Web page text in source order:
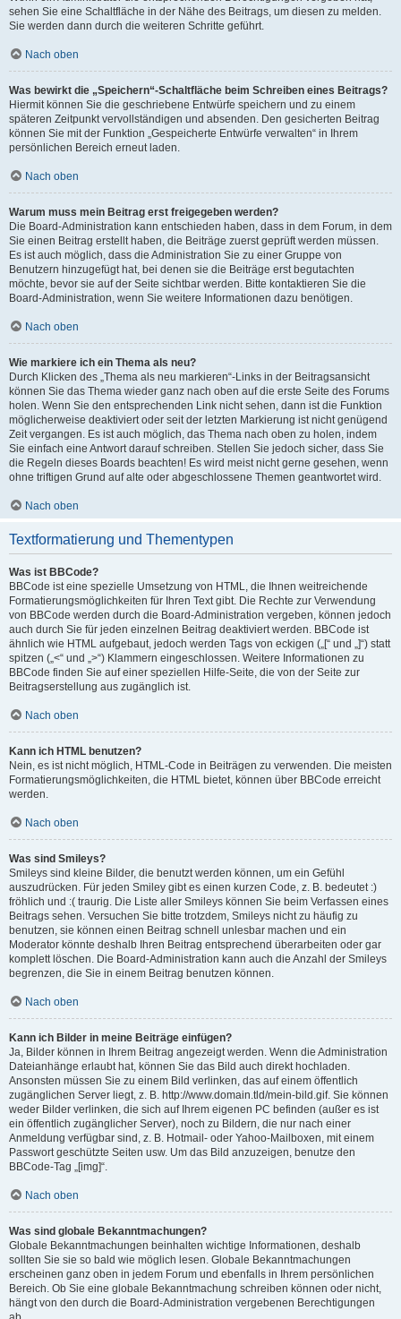
sehen Sie eine Schaltfläche in der Nähe des Beitrags, um diesen zu melden.
Sie werden dann durch die weiteren Schritte geführt.
Nach oben
Was bewirkt die „Speichern“-Schaltfläche beim Schreiben eines Beitrags?
Hiermit können Sie die geschriebene Entwürfe speichern und zu einem
späteren Zeitpunkt vervollständigen und absenden. Den gesicherten Beitrag
können Sie mit der Funktion „Gespeicherte Entwürfe verwalten“ in Ihrem
persönlichen Bereich erneut laden.
Nach oben
Warum muss mein Beitrag erst freigegeben werden?
Die Board-Administration kann entschieden haben, dass in dem Forum, in dem
Sie einen Beitrag erstellt haben, die Beiträge zuerst geprüft werden müssen.
Es ist auch möglich, dass die Administration Sie zu einer Gruppe von
Benutzern hinzugefügt hat, bei denen sie die Beiträge erst begutachten
möchte, bevor sie auf der Seite sichtbar werden. Bitte kontaktieren Sie die
Board-Administration, wenn Sie weitere Informationen dazu benötigen.
Nach oben
Wie markiere ich ein Thema als neu?
Durch Klicken des „Thema als neu markieren“-Links in der Beitragsansicht
können Sie das Thema wieder ganz nach oben auf die erste Seite des Forums
holen. Wenn Sie den entsprechenden Link nicht sehen, dann ist die Funktion
möglicherweise deaktiviert oder seit der letzten Markierung ist nicht genügend
Zeit vergangen. Es ist auch möglich, das Thema nach oben zu holen, indem
Sie einfach eine Antwort darauf schreiben. Stellen Sie jedoch sicher, dass Sie
die Regeln dieses Boards beachten! Es wird meist nicht gerne gesehen, wenn
ohne triftigen Grund auf alte oder abgeschlossene Themen geantwortet wird.
Nach oben
Textformatierung und Thementypen
Was ist BBCode?
BBCode ist eine spezielle Umsetzung von HTML, die Ihnen weitreichende
Formatierungsmöglichkeiten für Ihren Text gibt. Die Rechte zur Verwendung
von BBCode werden durch die Board-Administration vergeben, können jedoch
auch durch Sie für jeden einzelnen Beitrag deaktiviert werden. BBCode ist
ähnlich wie HTML aufgebaut, jedoch werden Tags von eckigen („[“ und „]“) statt
spitzen („<“ und „>“) Klammern eingeschlossen. Weitere Informationen zu
BBCode finden Sie auf einer speziellen Hilfe-Seite, die von der Seite zur
Beitragserstellung aus zugänglich ist.
Nach oben
Kann ich HTML benutzen?
Nein, es ist nicht möglich, HTML-Code in Beiträgen zu verwenden. Die meisten
Formatierungsmöglichkeiten, die HTML bietet, können über BBCode erreicht
werden.
Nach oben
Was sind Smileys?
Smileys sind kleine Bilder, die benutzt werden können, um ein Gefühl
auszudrücken. Für jeden Smiley gibt es einen kurzen Code, z. B. bedeutet :)
fröhlich und :( traurig. Die Liste aller Smileys können Sie beim Verfassen eines
Beitrags sehen. Versuchen Sie bitte trotzdem, Smileys nicht zu häufig zu
benutzen, sie können einen Beitrag schnell unlesbar machen und ein
Moderator könnte deshalb Ihren Beitrag entsprechend überarbeiten oder gar
komplett löschen. Die Board-Administration kann auch die Anzahl der Smileys
begrenzen, die Sie in einem Beitrag benutzen können.
Nach oben
Kann ich Bilder in meine Beiträge einfügen?
Ja, Bilder können in Ihrem Beitrag angezeigt werden. Wenn die Administration
Dateianhänge erlaubt hat, können Sie das Bild auch direkt hochladen.
Ansonsten müssen Sie zu einem Bild verlinken, das auf einem öffentlich
zugänglichen Server liegt, z. B. http://www.domain.tld/mein-bild.gif. Sie können
weder Bilder verlinken, die sich auf Ihrem eigenen PC befinden (außer es ist
ein öffentlich zugänglicher Server), noch zu Bildern, die nur nach einer
Anmeldung verfügbar sind, z. B. Hotmail- oder Yahoo-Mailboxen, mit einem
Passwort geschützte Seiten usw. Um das Bild anzuzeigen, benutze den
BBCode-Tag „[img]“.
Nach oben
Was sind globale Bekanntmachungen?
Globale Bekanntmachungen beinhalten wichtige Informationen, deshalb
sollten Sie sie so bald wie möglich lesen. Globale Bekanntmachungen
erscheinen ganz oben in jedem Forum und ebenfalls in Ihrem persönlichen
Bereich. Ob Sie eine globale Bekanntmachung schreiben können oder nicht,
hängt von den durch die Board-Administration vergebenen Berechtigungen